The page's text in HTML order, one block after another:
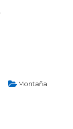
Montaña